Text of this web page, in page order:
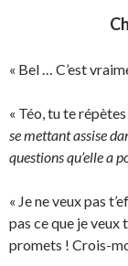
« Bel … C’est
« Téo, tu te
se mettant assise
questions qu’elle a
« Je ne veux pas
pas ce que je veux
promets ! Crois-